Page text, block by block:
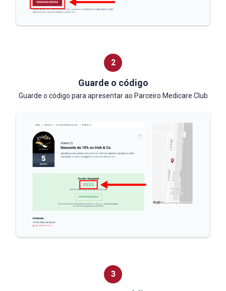
2
Guarde o código
Guarde o código para apresentarao Parceiro Medicare Club
3